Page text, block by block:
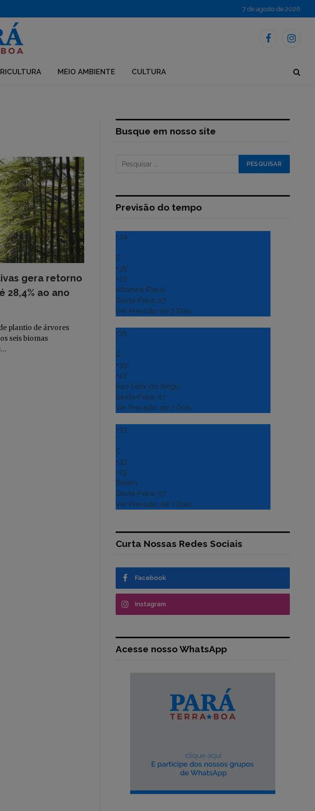
7 de agosto de 2026
Facebook
MEIO AMBIENTE CULTURA
gera retorno
28,4% ao ano
plantio de árvores
seis biomas
Busque em nosso site
Previsão do tempo
+34
°
C
+35°
+22°
Altamira (Para)
Sexta-Feira, 07
Ver Previsão de 7 Dias
+35
°
C
+39°
+22°
Sao Felix do Xingu
Sexta-Feira, 07
Ver Previsão de 7 Dias
+33
°
C
+33°
+23°
Belém
Sexta-Feira, 07
Ver Previsão de 7 Dias
Curta Nossas Redes Sociais
Facebook
Instagram
Acesse nosso WhatsApp